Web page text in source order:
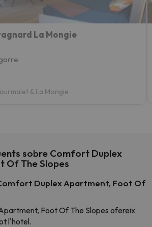
La Mongie
& La Mongie
sobre Comfort Duplex
Of The Slopes
Duplex Apartment, Foot Of
Foot Of The Slopes ofereix
l'hotel.